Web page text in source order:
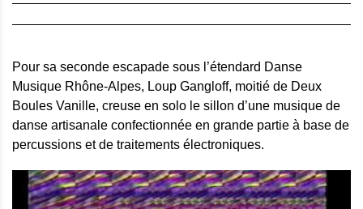
Pour sa seconde escapade sous l’étendard Danse
Musique Rhône-Alpes, Loup Gangloff, moitié de Deux
Boules Vanille, creuse en solo le sillon d’une musique de
danse artisanale confectionnée en grande partie à base de
percussions et de traitements électroniques.